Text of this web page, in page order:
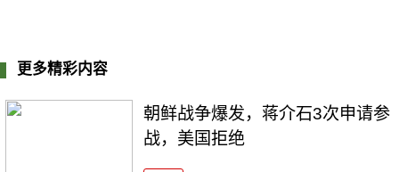
更多精彩内容
朝鲜战争爆发，蒋介石3次申请参
战，美国拒绝